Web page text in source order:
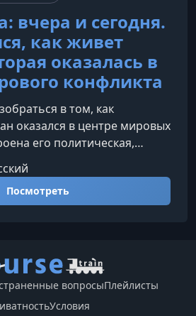
вчера и сегодня.
как живет
оказалась в
конфликта
в том, как
оказался в центре мировых
его политическая,
жизнь и что
страны сегодня. Вы
картину истории и
— от древности до
особенности
влияние религии,
и повсе
Посмотреть
вопросыПлейлисты
Условия